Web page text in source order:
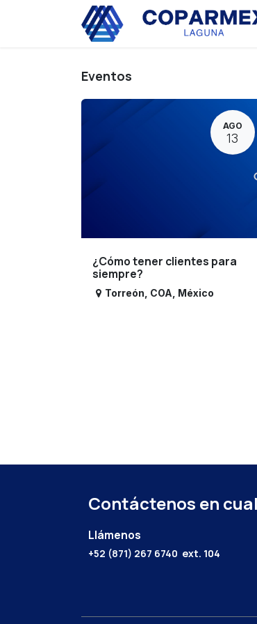
Eventos
AGO
13
¿Cómo tener clientes para
siempre?
Torreón COA México
Contáctenos en
Llámenos
+52 (871) 267 6740 ext. 104